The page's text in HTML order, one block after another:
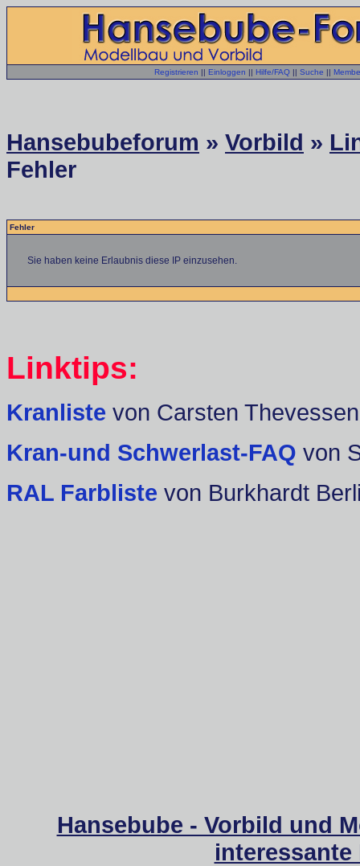
Registrieren || Einloggen || Hilfe/FAQ || Suche ||
Hansebubeforum » Vorbild »
Fehler
Fehler
Sie haben keine Erlaubnis diese IP einzusehen.
Linktips:
Kranliste von Carsten Thevessen
Kran-und Schwerlast-FAQ von
RAL Farbliste von Burkhardt
Hansebube - Vorbild und